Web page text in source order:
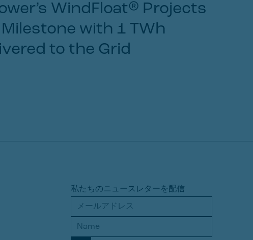
WindFloat® Projects
with 1 TWh
to the Grid
私たちのニュースレターを配信